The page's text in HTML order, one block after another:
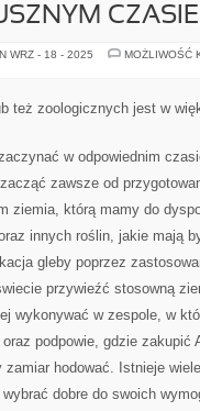
CZASIE
WRZ - 18 - 2025
MOŻLIWOŚĆ
też zoologicznych jest w
w odpowiednim
zawsze od
ziemia, którą mamy do
innych roślin, jakie mają
gleby poprzez
przywieźć stosowną
wykonywać w zespole, w
podpowie, gdzie zakupić
zamiar hodować. Istnieje
dobre do swoich